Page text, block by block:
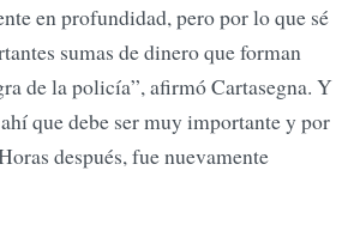
en profundidad, pero por lo que sé
sumas de dinero que forman
de la policía”, afirmó Cartasegna. Y
que debe ser muy importante y por
después, fue nuevamente